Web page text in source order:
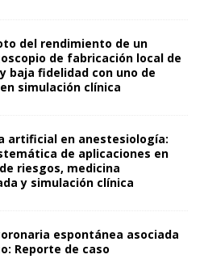
del rendimiento de un
de fabricación local de
baja fidelidad con uno de
simulación clínica
artificial en anestesiología:
de aplicaciones en
riesgos, medicina
y simulación clínica
espontánea asociada
Reporte de caso